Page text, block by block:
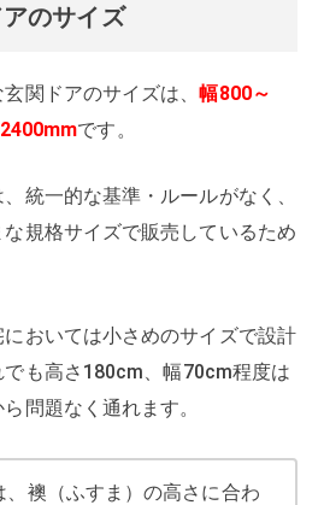
のサイズ
関ドアのサイズは、幅800～
です。
統一的な基準・ルールがなく、
規格サイズで販売しているため
おいては小さめのサイズで設計
も高さ180cm、幅70cm程度は
問題なく通れます。
襖（ふすま）の高さに合わ